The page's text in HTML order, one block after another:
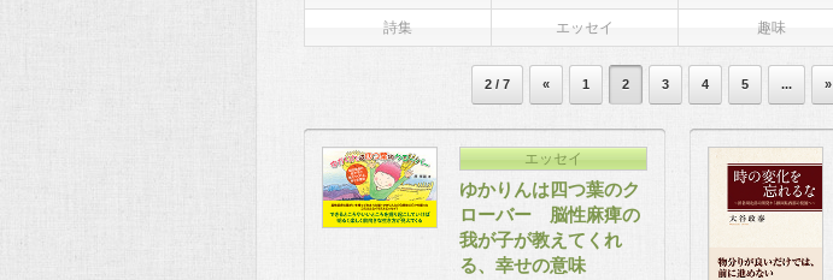
詩集 エッセイ 趣味
2 / 7 « 1 2 3 4 5 ... »
エッセイ
ゆかりんは四つ葉のク
ローバー 脳性麻痺の
我が子が教えてくれ
る、幸せの意味